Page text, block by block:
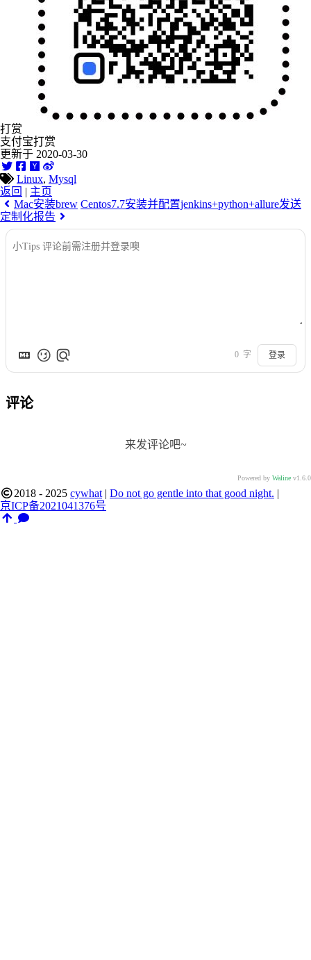
打赏
支付宝打赏
更新于 2020-03-30
Linux, Mysql
返回 | 主页
Mac安装brew Centos7.7安装并配置jenkins+python+allure发送
定制化报告
0 字 登录
评论
来发评论吧~
Powered by Waline v1.6.0
2018 - 2025 cywhat | Do not go gentle into that good night. |
京ICP备2021041376号